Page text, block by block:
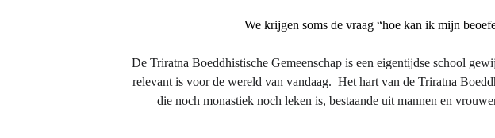
We krijgen soms de vraag “hoe kan ik mijn
De Triratna Boeddhistische Gemeenschap is een eigentijdse school
relevant is voor de wereld van vandaag.  Het hart van de Triratna
die noch monastiek noch leken is, bestaande uit mannen en